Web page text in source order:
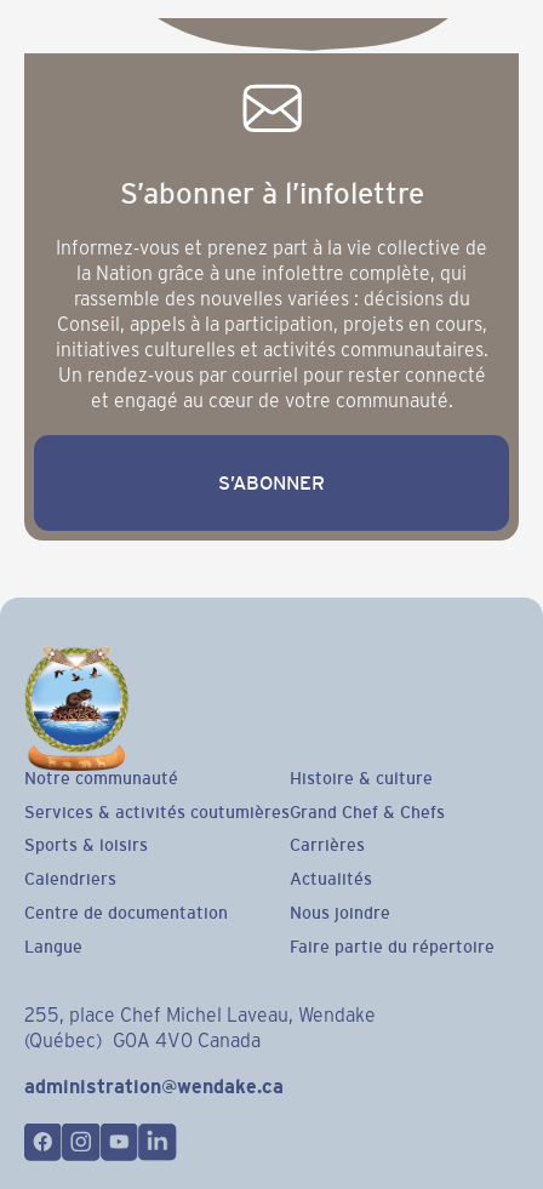
S’abonner à l’infolettre
Informez-vous et prenez part à la vie collective de
la Nation grâce à une infolettre complète, qui
rassemble des nouvelles variées : décisions du
Conseil, appels à la participation, projets en cours,
initiatives culturelles et activités communautaires.
Un rendez-vous par courriel pour rester connecté
et engagé au cœur de votre communauté.
S’ABONNER
255, place Chef Michel Laveau, Wendake
(Québec) G0A 4V0 Canada
administration@wendake.ca
Notre communauté
Services & activités coutumières
Sports & loisirs
Calendriers
Centre de documentation
Langue
Histoire & culture
Grand Chef & Chefs
Carrières
Actualités
Nous joindre
Faire partie du répertoire